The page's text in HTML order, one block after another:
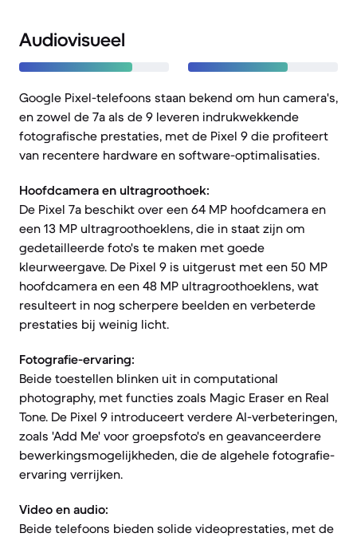
Audiovisueel
Google Pixel-telefoons staan bekend om hun camera's,
en zowel de 7a als de 9 leveren indrukwekkende
fotografische prestaties, met de Pixel 9 die profiteert
van recentere hardware en software-optimalisaties.
Hoofdcamera en ultragroothoek:
De Pixel 7a beschikt over een 64 MP hoofdcamera en
een 13 MP ultragroothoeklens, die in staat zijn om
gedetailleerde foto's te maken met goede
kleurweergave. De Pixel 9 is uitgerust met een 50 MP
hoofdcamera en een 48 MP ultragroothoeklens, wat
resulteert in nog scherpere beelden en verbeterde
prestaties bij weinig licht.
Fotografie-ervaring:
Beide toestellen blinken uit in computational
photography, met functies zoals Magic Eraser en Real
Tone. De Pixel 9 introduceert verdere AI-verbeteringen,
zoals 'Add Me' voor groepsfoto's en geavanceerdere
bewerkingsmogelijkheden, die de algehele fotografie-
ervaring verrijken.
Video en audio:
Beide telefoons bieden solide videoprestaties, met de